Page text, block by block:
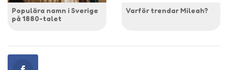
Populära namn i Sverige
på 1880-talet
Varför trendar Mileah?